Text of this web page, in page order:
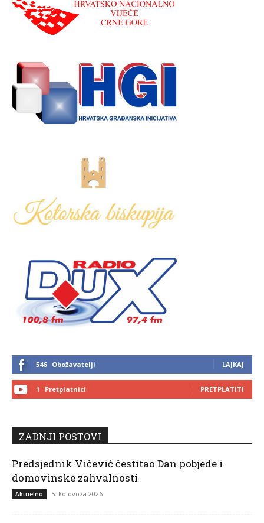
546 Obožavatelji LAJKAJ
1 Pretplatnici PRETPLATITI
ZADNJI POSTOVI
Predsjednik Vičević čestitao Dan pobjede i
domovinske zahvalnosti
Aktuelno 5. kolovoza 2026.